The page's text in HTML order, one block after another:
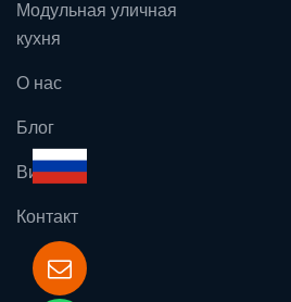
Модульная уличная
кухня
О нас
Блог
Видео
Контакт